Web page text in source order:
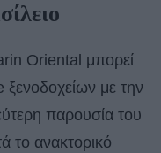
Oriental μπορεί
με την
παρουσία του
το ανακτορικό